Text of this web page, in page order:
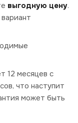
выгодную цену.
12 месяцев с
что наступит
может быть